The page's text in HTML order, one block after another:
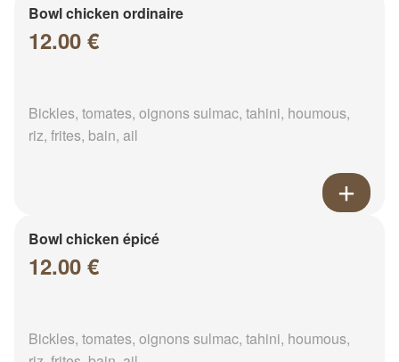
Bowl chicken ordinaire
12.00 €
Bickles, tomates, oignons sulmac, tahini, houmous,
riz, frites, bain, ail
Bowl chicken épicé
12.00 €
Bickles, tomates, oignons sulmac, tahini, houmous,